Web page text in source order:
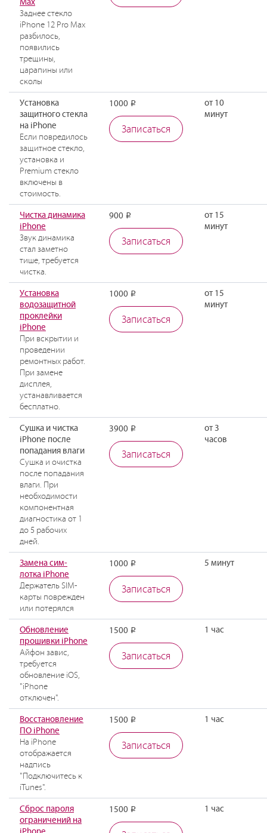
Max
Заднее стекло
iPhone 12 Pro Max
разбилось,
появились
трещины,
царапины или
сколы
Установка
защитного стекла
на iPhone
Если повредилось
защитное стекло,
установка и
Premium стекло
включены в
стоимость.
1000 Р
Записаться
от 10
минут
Чистка динамика
iPhone
Звук динамика
стал заметно
тише, требуется
чистка.
900 Р
Записаться
от 15
минут
Установка
водозащитной
проклейки
iPhone
При вскрытии и
проведении
ремонтных работ.
При замене
дисплея,
устанавливается
бесплатно.
1000 Р
Записаться
от 15
минут
Сушка и чистка
iPhone после
попадания влаги
Сушка и очистка
после попадания
влаги. При
необходимости
компонентная
диагностика от 1
до 5 рабочих
дней.
3900 Р
Записаться
от 3
часов
Замена сим-
лотка iPhone
Держатель SIM-
карты поврежден
или потерялся
1000 Р
Записаться
5 минут
Обновление
прошивки iPhone
Айфон завис,
требуется
обновление iOS,
"iPhone
отключен".
1500 Р
Записаться
1 час
Восстановление
ПО iPhone
На iPhone
отображается
надпись
"Подключитесь к
iTunes".
1500 Р
Записаться
1 час
Сброс пароля
ограничений на
1500 Р 1 час